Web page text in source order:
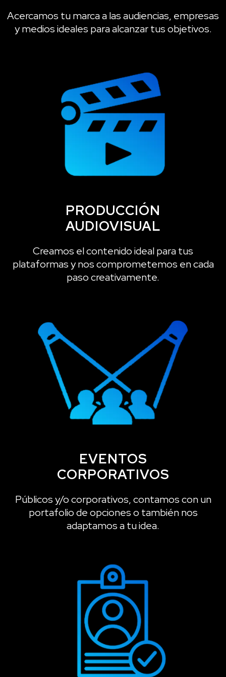
Acercamos tu marca a las audiencias, empresas
y medios ideales para alcanzar tus objetivos.
PRODUCCIÓN
AUDIOVISUAL
Creamos el contenido ideal para tus
plataformas y nos comprometemos en cada
paso creativamente.
EVENTOS
CORPORATIVOS
Públicos y/o corporativos, contamos con un
portafolio de opciones o también nos
adaptamos a tu idea.